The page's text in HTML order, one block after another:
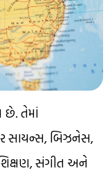
છે. તેમાં
સાયન્સ, બિઝનેસ,
શિક્ષણ, સંગીત અને